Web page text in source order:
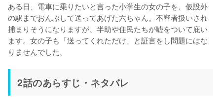
ある日、電車に乗りたいと言った小学生の女の子を、仮設外
の駅までおんぶして送ってあげた六ちゃん。不審者扱いされ
捕まりそうになりますが、半助や住民たちが嘘をついて庇い
ます。女の子も「送ってくれただけ」と証言をし問題にはな
りませんでした。
2話のあらすじ・ネタバレ